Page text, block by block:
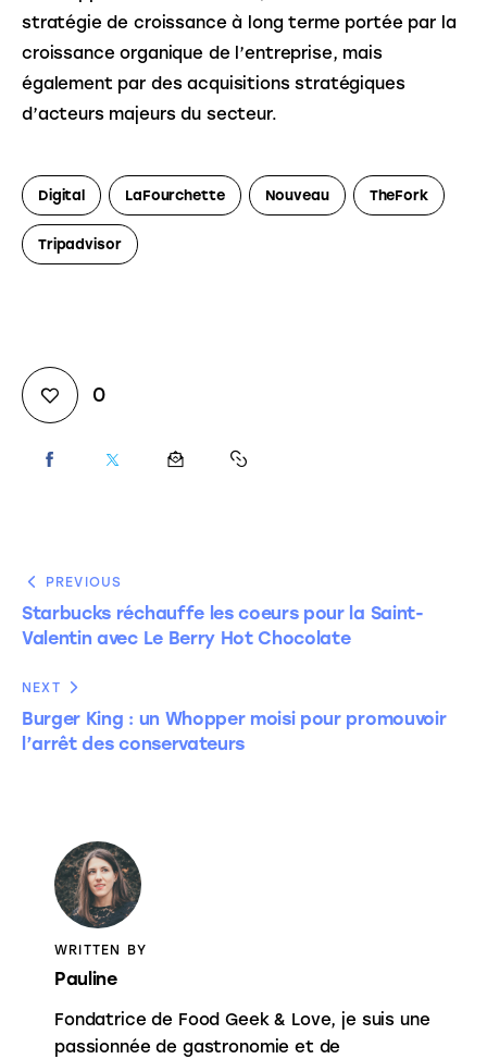
stratégie de croissance à long terme portée par la
croissance organique de l’entreprise, mais
également par des acquisitions stratégiques
d’acteurs majeurs du secteur.
Digital LaFourchette Nouveau TheFork
Tripadvisor
0
PREVIOUS
Starbucks réchauffe les coeurs pour la Saint-
Valentin avec Le Berry Hot Chocolate
NEXT
Burger King : un Whopper moisi pour promouvoir
l’arrêt des conservateurs
WRITTEN BY
Pauline
Fondatrice de Food Geek & Love, je suis une
passionnée de gastronomie et de